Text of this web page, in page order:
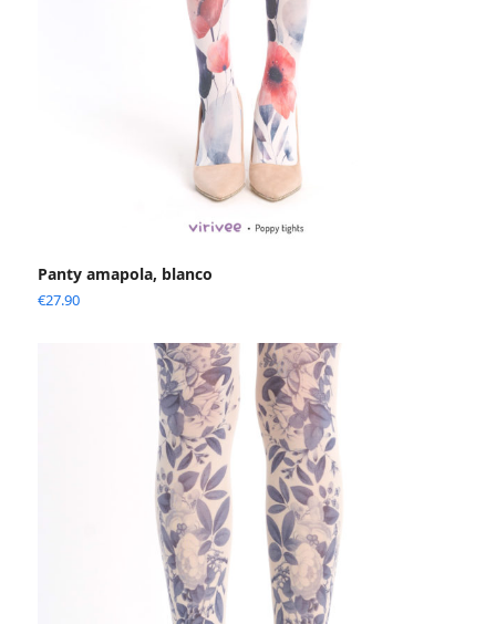
Panty amapola, blanco
€27.90